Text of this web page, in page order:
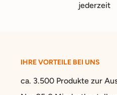
jederzeit
IHRE VORTEILE BEI UNS
ca. 3.500 Produkte zur